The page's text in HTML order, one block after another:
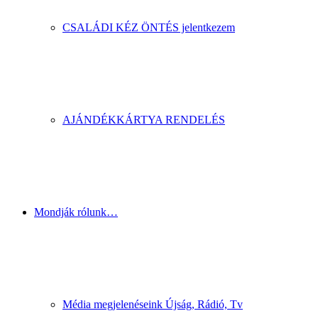
CSALÁDI KÉZ ÖNTÉS jelentkezem
AJÁNDÉKKÁRTYA RENDELÉS
Mondják rólunk…
Média megjelenéseink Újság, Rádió, Tv